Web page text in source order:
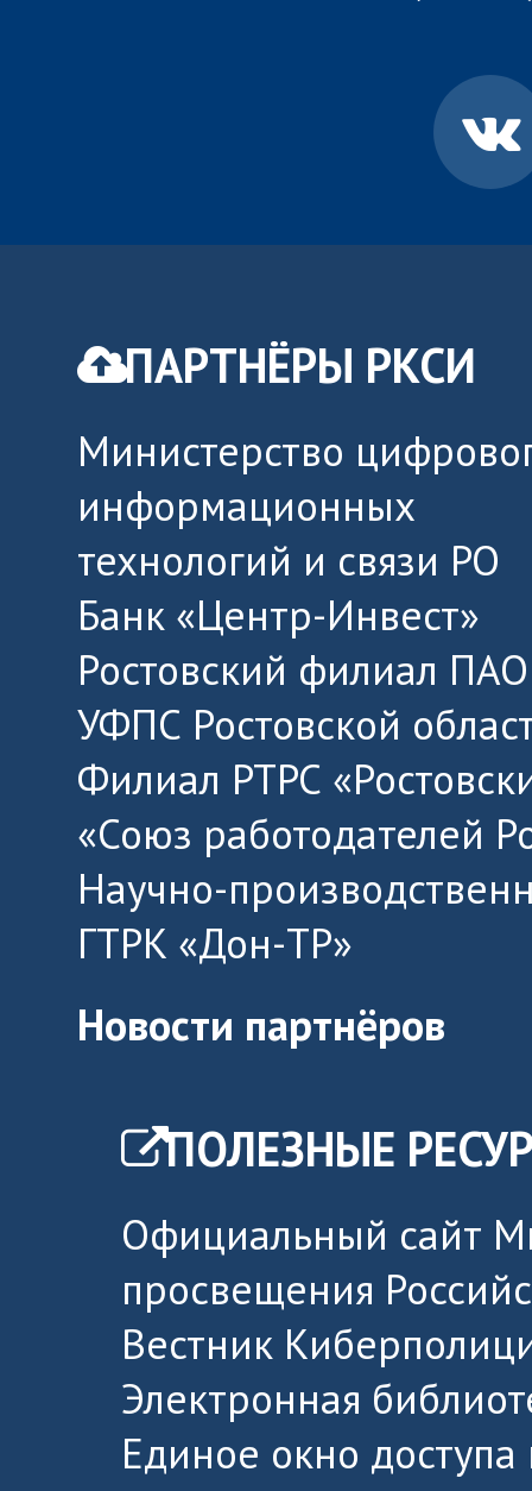
ПАРТНЁРЫ РКСИ
Министерство
информационных
технологий и связи РО
Банк «Центр-Инвест»
Ростовский филиал
УФПС Ростовской
Филиал РТРС
«Союз работодателей
Научно-
ГТРК «Дон-ТР»
Новости партнёров
ПОЛЕЗНЫЕ
Официальный сайт
просвещения
Вестник
Электронная
Единое окно